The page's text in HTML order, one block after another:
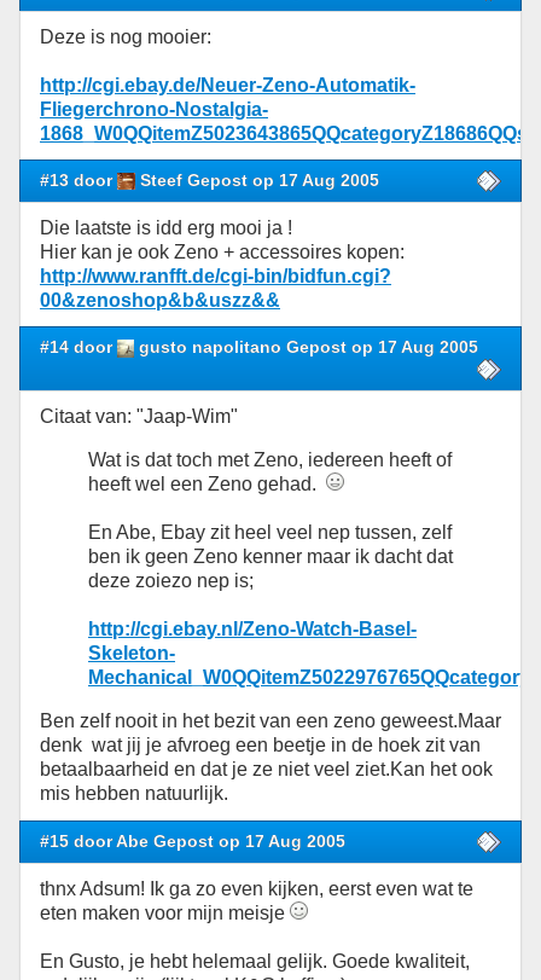
Deze is nog mooier:
http://cgi.ebay.de/Neuer-Zeno-Automatik-
Fliegerchrono-Nostalgia-
#13 door Steef Gepost op 17 Aug 2005
Die laatste is idd erg mooi ja !
Hier kan je ook Zeno + accessoires kopen:
http://www.ranfft.de/cgi-bin/bidfun.cgi?
00&zenoshop&b&uszz&&
#14 door gusto napolitano Gepost op 17 Aug 2005
Citaat van: "Jaap-Wim"
Wat is dat toch met Zeno, iedereen heeft of
heeft wel een Zeno gehad.
En Abe, Ebay zit heel veel nep tussen, zelf
ben ik geen Zeno kenner maar ik dacht dat
deze zoiezo nep is;
http://cgi.ebay.nl/Zeno-Watch-Basel-
Skeleton-
Ben zelf nooit in het bezit van een zeno geweest.Maar
denk wat jij je afvroeg een beetje in de hoek zit van
betaalbaarheid en dat je ze niet veel ziet.Kan het ook
mis hebben natuurlijk.
#15 door Abe Gepost op 17 Aug 2005
thnx Adsum! Ik ga zo even kijken, eerst even wat te
eten maken voor mijn meisje
En Gusto, je hebt helemaal gelijk. Goede kwaliteit,